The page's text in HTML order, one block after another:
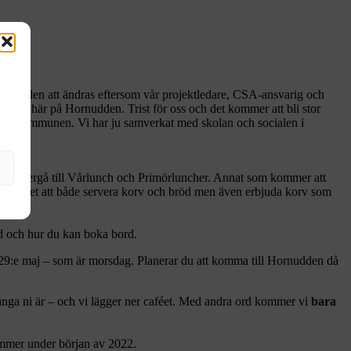
att ändras eftersom vår projektledare, CSA-ansvarig och
Gå här på Hornudden. Trist för oss och det kommer att bli stor
kommunen. Vi har ju samverkat med skolan och socialen i
övergå till Vårlunch och Primörluncher. Annat som kommer att
att både servera korv och bröd men även erbjuda korv som
och hur du kan boka bord.
maj – som är morsdag. Planerar du att komma till Hornudden då
ni är – och vi lägger ner caféet. Med andra ord kommer vi bara
under början av 2022.